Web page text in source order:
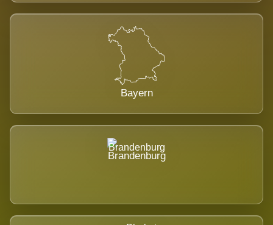
Bayern
Brandenburg